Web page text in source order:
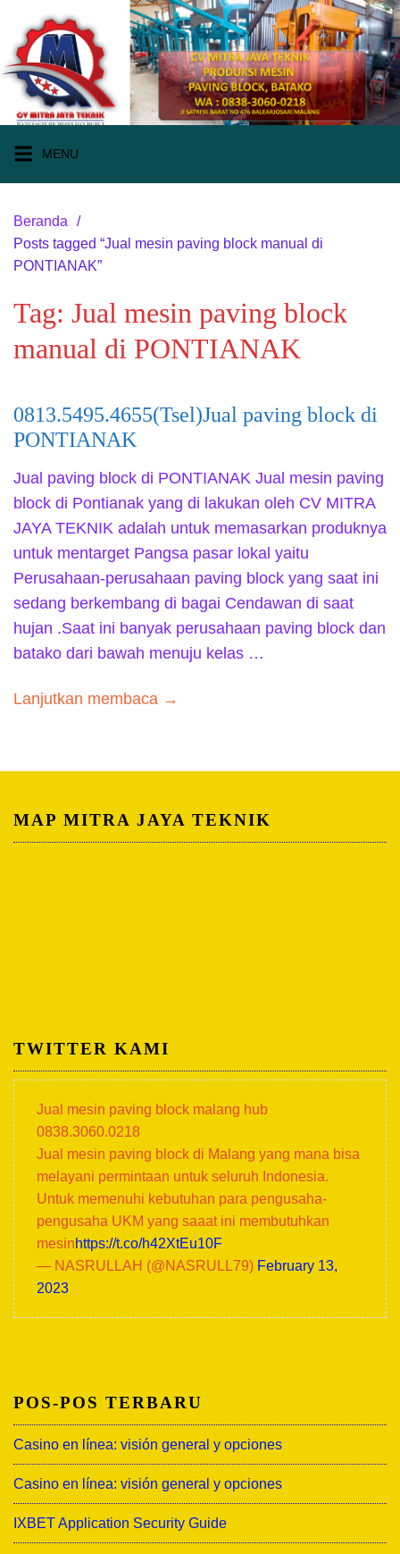
konten
MENU
Beranda
Posts tagged “Jual mesin paving block manual di
PONTIANAK”
Tag: Jual mesin paving block
manual di PONTIANAK
0813.5495.4655(Tsel)Jual paving block di
PONTIANAK
Jual paving block di PONTIANAK Jual mesin paving
block di Pontianak yang di lakukan oleh CV MITRA
JAYA TEKNIK adalah untuk memasarkan produknya
untuk mentarget Pangsa pasar lokal yaitu
Perusahaan-perusahaan paving block yang saat ini
sedang berkembang di bagai Cendawan di saat
hujan .Saat ini banyak perusahaan paving block dan
batako dari bawah menuju kelas …
Lanjutkan membaca →
MAP MITRA JAYA TEKNIK
TWITTER KAMI
Jual mesin paving block malang hub
0838.3060.0218
Jual mesin paving block di Malang yang mana bisa
melayani permintaan untuk seluruh Indonesia.
Untuk memenuhi kebutuhan para pengusaha-
pengusaha UKM yang saaat ini membutuhkan
mesinhttps://t.co/h42XtEu10F
— NASRULLAH (@NASRULL79) February 13,
2023
POS-POS TERBARU
Casino en línea: visión general y opciones
Casino en línea: visión general y opciones
IXBET Application Security Guide